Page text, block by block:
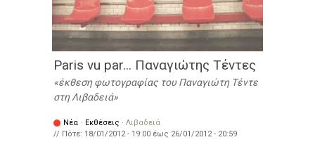
Paris vu par... Παναγιώτης Τέντες
έκθεση φωτογραφίας του Παναγιώτη Τέντε
στη Λιβαδειά
Νέα · Εκθέσεις · Λιβαδειά
// Πότε: 18/01/2012 - 19:00 έως 26/01/2012 - 20:59